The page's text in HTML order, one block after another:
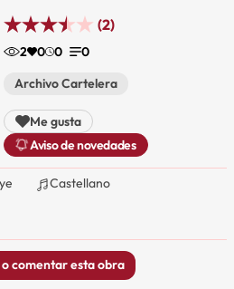
(2)
2 0 0
0
Archivo Cartelera
Me gusta
Aviso de novedades
Castellano
comentar esta obra